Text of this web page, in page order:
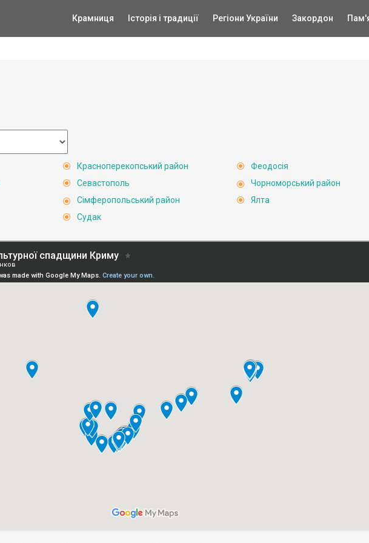
Крамниця Історія і традиції Регіони України Закордон
Красноперекопський район
Севастополь
Сімферопольський район
Судак
Феодосія
Чорноморський район
Ялта